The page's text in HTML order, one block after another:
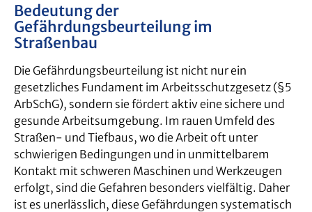
Bedeutung der
Gefährdungsbeurteilung im
Straßenbau
Die Gefährdungsbeurteilung ist nicht nur ein
gesetzliches Fundament im Arbeitsschutzgesetz (§5
ArbSchG), sondern sie fördert aktiv eine sichere und
gesunde Arbeitsumgebung. Im rauen Umfeld des
Straßen- und Tiefbaus, wo die Arbeit oft unter
schwierigen Bedingungen und in unmittelbarem
Kontakt mit schweren Maschinen und Werkzeugen
erfolgt, sind die Gefahren besonders vielfältig. Daher
ist es unerlässlich, diese Gefährdungen systematisch